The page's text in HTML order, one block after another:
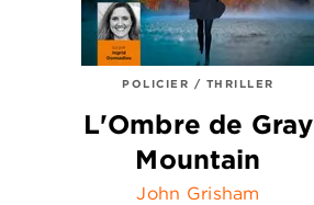
POLICIER / THRILLER
L'Ombre de Gray
Mountain
John Grisham